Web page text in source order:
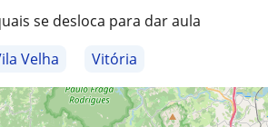
se desloca para dar aula
Velha Vitória